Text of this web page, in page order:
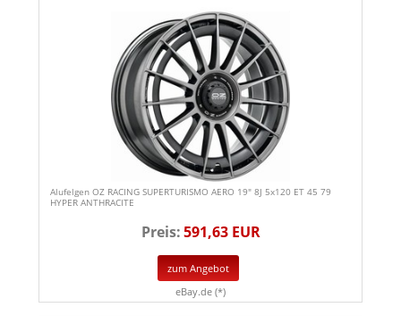
Alufelgen OZ RACING SUPERTURISMO AERO 19" 8J 5x120 ET 45 79
HYPER ANTHRACITE
Preis:591,63 EUR
zum Angebot
eBay.de (*)